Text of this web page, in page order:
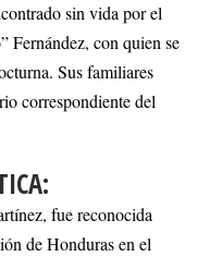
sin vida por el
Fernández, con quien se
Sus familiares
correspondiente del
fue reconocida
de Honduras en el